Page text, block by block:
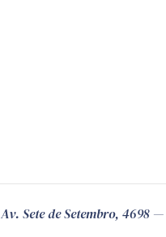
Av. Sete de Setembro, 4698